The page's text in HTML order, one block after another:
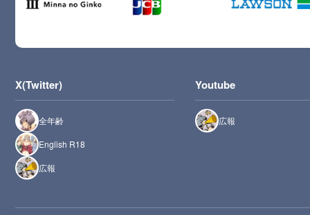
X(Twitter)
全年齢
English R18
広報
Youtube
広報